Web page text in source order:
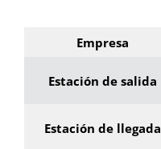
Empresa
Estación de salida
Estación de llegada